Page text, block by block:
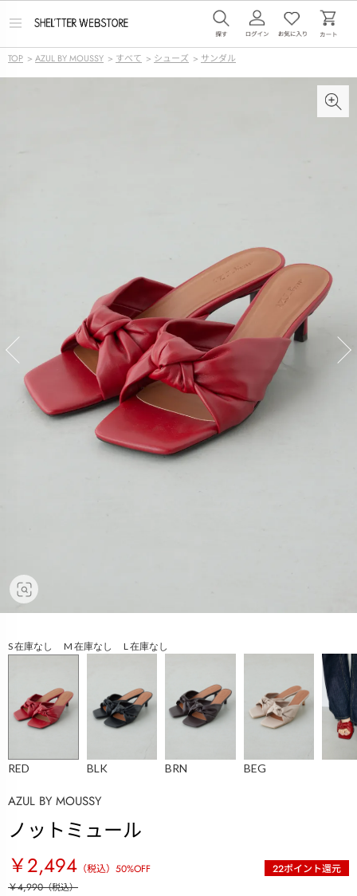
メ
ー
を
TOP > AZUL BY MOUSSY > すべて > シューズ > サンダル
S 在庫なし M 在庫なし L 在庫なし
RED BLK BRN BEG
AZUL BY MOUSSY
ノットミュール
￥2,494 （税込） 50%OFF 22ポイント還元
￥4,990（税込）